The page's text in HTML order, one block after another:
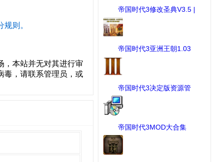
帝国时代3修改圣典V3.5 |
...
[MOD修改工具] 下载：1064
次
帝国时代3亚洲王朝1.03
版 ...
[工具] 下载：1031 次
帝国时代3决定版资源管
理 ...
[帝国时代III 决定版] 下载：
989 次
帝国时代3MOD大合集
（包含 ...
[MOD作品] 下载：834 次
则。
，本站并无对其进行审
毒，请联系管理员，或